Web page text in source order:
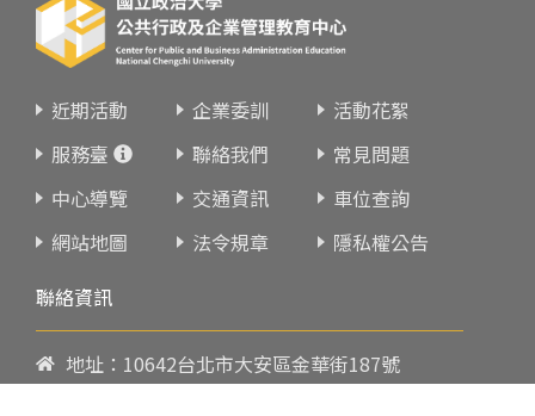
近期活動 企業委訓
活動花絮
服務臺
聯絡我們
常見問題
中心導覽
交通資訊
車位查詢
網站地圖
法令規章
隱私權公告
聯絡資訊
地址：10642台北市大安區金華街187號